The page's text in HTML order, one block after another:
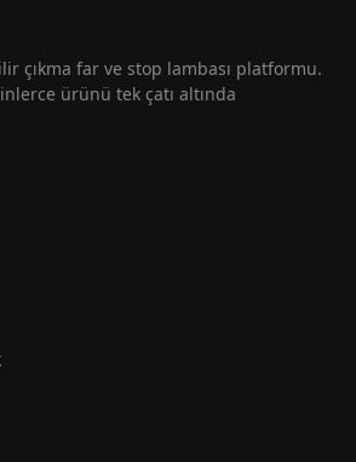
çıkma far ve stop lambası platformu.
ürünü tek çatı altında